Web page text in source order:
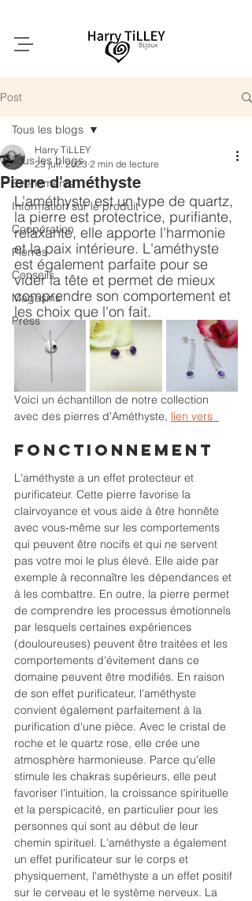
Post
Tous les blogs
Evenements
Information sur le produit
Coopération
Pierres
Conseils
Magasins
Press
Tous les blogs
Pierre d'améthyste
Harry TiLLEY
23 juil. 2023 2 min de lecture
L'améthyste est un type de quartz,
la pierre est protectrice, purifiante,
relaxante, elle apporte l'harmonie
et la paix intérieure. L'améthyste
est également parfaite pour se
vider la tête et permet de mieux
comprendre son comportement et
les choix que l'on fait.
Voici un échantillon de notre collection
avec des pierres d'Améthyste, lien vers
Fonctionnement
L'améthyste a un effet protecteur et
purificateur. Cette pierre favorise la
clairvoyance et vous aide à être honnête
avec vous-même sur les comportements
qui peuvent être nocifs et qui ne servent
pas votre moi le plus élevé. Elle aide par
exemple à reconnaître les dépendances et
à les combattre. En outre, la pierre permet
de comprendre les processus émotionnels
par lesquels certaines expériences
(douloureuses) peuvent être traitées et les
comportements d'évitement dans ce
domaine peuvent être modifiés. En raison
de son effet purificateur, l'améthyste
convient également parfaitement à la
purification d'une pièce. Avec le cristal de
roche et le quartz rose, elle crée une
atmosphère harmonieuse. Parce qu'elle
stimule les chakras supérieurs, elle peut
favoriser l'intuition, la croissance spirituelle
et la perspicacité, en particulier pour les
personnes qui sont au début de leur
chemin spirituel. L'améthyste a également
un effet purificateur sur le corps et
physiquement, l'améthyste a un effet positif
sur le cerveau et le système nerveux. La